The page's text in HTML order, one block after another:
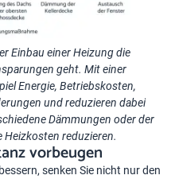
Einbau einer Heizung die
geht. Mit einer
Energie, Betriebskosten,
und reduzieren dabei
Dämmungen oder der
reduzieren.
vorbeugen
senken Sie nicht nur den